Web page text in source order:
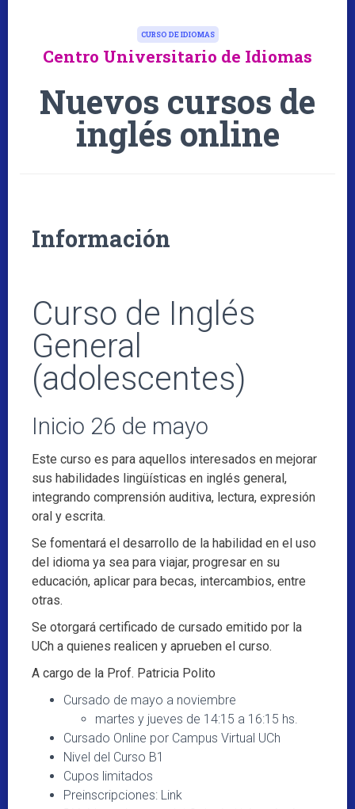
CURSO DE IDIOMAS
Centro Universitario de Idiomas
Nuevos cursos de
inglés online
Información
Curso de Inglés
General
(adolescentes)
Inicio 26 de mayo
Este curso es para aquellos interesados en mejorar
sus habilidades lingüísticas en inglés general,
integrando comprensión auditiva, lectura, expresión
oral y escrita.
Se fomentará el desarrollo de la habilidad en el uso
del idioma ya sea para viajar, progresar en su
educación, aplicar para becas, intercambios, entre
otras.
Se otorgará certificado de cursado emitido por la
UCh a quienes realicen y aprueben el curso.
A cargo de la Prof. Patricia Polito
Cursado de mayo a noviembre
martes y jueves de 14:15 a 16:15 hs.
Cursado Online por Campus Virtual UCh
Nivel del Curso B1
Cupos limitados
Preinscripciones: Link